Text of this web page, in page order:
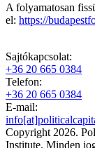
A folyamatosan
el: https://
Sajtókapcsolat:
+36 20 665 0384
Telefon:
+36 20 665 0384
E-mail:
Copyright 2026.
Institute. Minden